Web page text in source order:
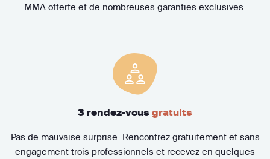
MMA offerte et de nombreuses garanties exclusives.
3 rendez-vous gratuits
Pas de mauvaise surprise. Rencontrez gratuitement et sans
engagement trois professionnels et recevez en quelques